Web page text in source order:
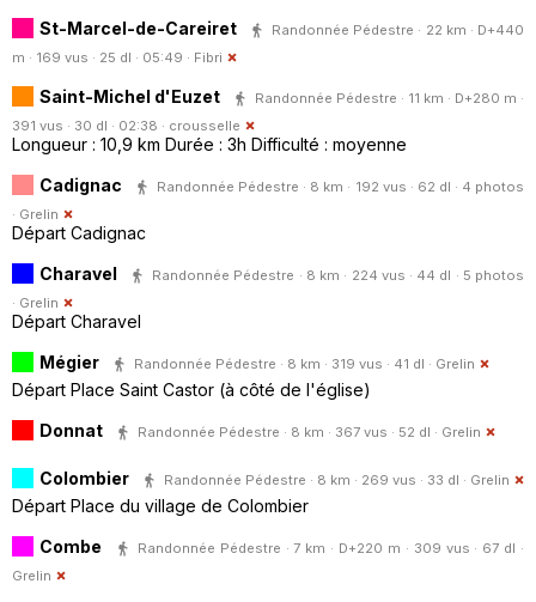
St-Marcel-de-Careiret
Randonnée Pédestre · 22 km · D+440
m · 169 vus · 25 dl · 05:49 · Fibri
Saint-Michel d'Euzet
Randonnée Pédestre · 11 km · D+280 m ·
391 vus · 30 dl · 02:38 · crousselle
Longueur : 10,9 km Durée : 3h Difficulté : moyenne
Cadignac
Randonnée Pédestre · 8 km · 192 vus · 62 dl · 4 photos
· Grelin
Départ Cadignac
Charavel
Randonnée Pédestre · 8 km · 224 vus · 44 dl · 5 photos
· Grelin
Départ Charavel
Mégier
Randonnée Pédestre · 8 km · 319 vus · 41 dl · Grelin
Départ Place Saint Castor (à côté de l'église)
Donnat
Randonnée Pédestre · 8 km · 367 vus · 52 dl · Grelin
Colombier Randonnée Pédestre · 8 km · 269 vus · 33 dl · Grelin
Départ Place du village de Colombier
Combe
Randonnée Pédestre · 7 km · D+220 m · 309 vus · 67 dl ·
Grelin